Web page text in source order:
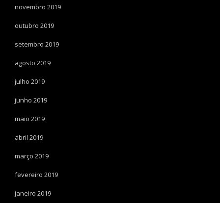
novembro 2019
outubro 2019
setembro 2019
agosto 2019
julho 2019
junho 2019
maio 2019
abril 2019
março 2019
fevereiro 2019
janeiro 2019